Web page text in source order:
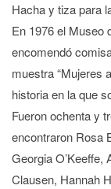
Hacha y tiza para
En 1976 el Museo
encomendó
muestra “Mujeres
historia en la que
Fueron ochenta y
encontraron Rosa
Georgia
Clausen, Hannah